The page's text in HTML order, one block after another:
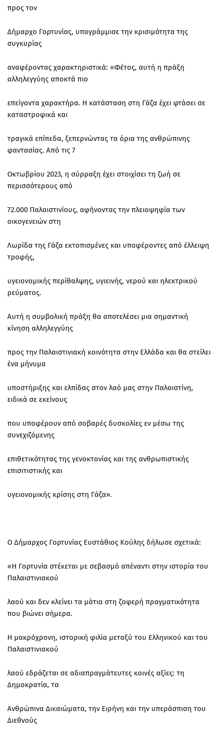
προς τον
Δήμαρχο Γορτυνίας, υπογράμμισε την κρισιμότητα της
συγκυρίας
αναφέροντας χαρακτηριστικά: «Φέτος, αυτή η πράξη
αλληλεγγύης αποκτά πιο
επείγοντα χαρακτήρα. Η κατάσταση στη Γάζα έχει φτάσει σε
καταστροφικά και
τραγικά επίπεδα, ξεπερνώντας τα όρια της ανθρώπινης
φαντασίας. Από τις 7
Οκτωβρίου 2023, η σύρραξη έχει στοιχίσει τη ζωή σε
περισσότερους από
72.000 Παλαιστινίους, αφήνοντας την πλειοψηφία των
οικογενειών στη
Λωρίδα της Γάζα εκτοπισμένες και υποφέροντες από έλλειψη
τροφής,
υγειονομικής περίθαλψης, υγιεινής, νερού και ηλεκτρικού
ρεύματος.
Αυτή η συμβολική πράξη θα αποτελέσει μια σημαντική
κίνηση αλληλεγγύης
προς την Παλαιστινιακή κοινότητα στην Ελλάδα και θα στείλει
ένα μήνυμα
υποστήριξης και ελπίδας στον λαό μας στην Παλαιστίνη,
ειδικά σε εκείνους
που υποφέρουν από σοβαρές δυσκολίες εν μέσω της
συνεχιζόμενης
επιθετικότητας της γενοκτονίας και της ανθρωπιστικής
επισιτιστικής και
υγειονομικής κρίσης στη Γάζα».
Ο Δήμαρχος Γορτυνίας Ευστάθιος Κούλης δήλωσε σχετικά:
«Η Γορτυνία στέκεται με σεβασμό απέναντι στην ιστορία του
Παλαιστινιακού
λαού και δεν κλείνει τα μάτια στη ζοφερή πραγματικότητα
που βιώνει σήμερα.
Η μακρόχρονη, ιστορική φιλία μεταξύ του Ελληνικού και του
Παλαιστινιακού
λαού εδράζεται σε αδιαπραγμάτευτες κοινές αξίες: τη
Δημοκρατία, τα
Ανθρώπινα Δικαιώματα, την Ειρήνη και την υπεράσπιση του
Διεθνούς